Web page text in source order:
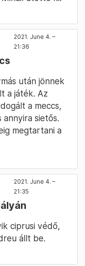
2021. June 4. –
21:36
után jönnek
a játék. Az
a meccs,
annyira sietős.
megtartani a
2021. June 4. –
21:35
ciprusi védő,
állt be.